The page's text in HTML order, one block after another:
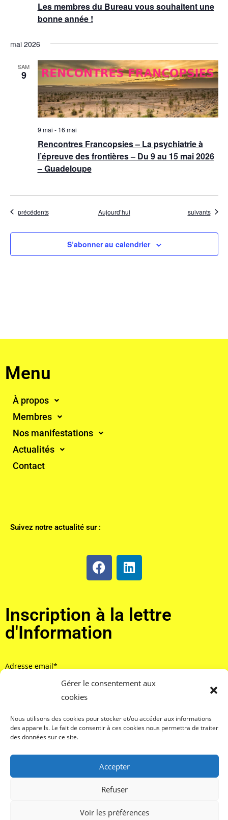
Gérer le consentement aux
cookies
Nous utilisons des cookies pour stocker et/ou accéder aux informations
des appareils. Le fait de consentir à ces cookies nous permettra de traiter
des données sur ce site.
Accepter
Refuser
Voir les préférences
Les membres du Bureau vous souhaitent une
bonne année !
mai 2026
SAM
9
Rencontres Francopsies – La psychiatrie à
l’épreuve des frontières – Du 9 au 15 mai 2026
– Guadeloupe
9 mai - 16 mai
Évènements
précédents Aujourd’hui Évènements
suivants
S’abonner au calendrier
Menu
À propos
Membres
Nos manifestations
Actualités
Contact
Suivez notre actualité sur :
Inscription à la lettre
d'Information
Adresse email*
avoir pris connaissance de votre politique de confidentialité et
mentions légales.*
Quai numérique– Copyright